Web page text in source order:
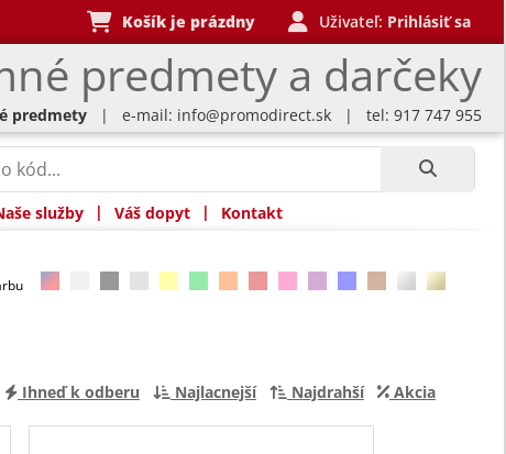
predmety a darčeky
Košík je prázdny Uživateľ: Prihlásiť sa
predmety | e-mail: info@promodirect.sk | tel: 917 747 955
služby | Váš dopyt | Kontakt
Ihneď k odberu Najlacnejší Najdrahší Akcia